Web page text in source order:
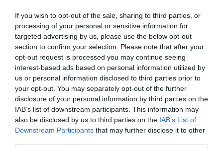
If you wish to opt-out of the sale, sharing to third parties, or
processing of your personal or sensitive information for
targeted advertising by us, please use the below opt-out
section to confirm your selection. Please note that after your
opt-out request is processed you may continue seeing
interest-based ads based on personal information utilized by
us or personal information disclosed to third parties prior to
your opt-out. You may separately opt-out of the further
disclosure of your personal information by third parties on the
IAB’s list of downstream participants. This information may
also be disclosed by us to third parties on the IAB’s List of
Downstream Participants that may further disclose it to other